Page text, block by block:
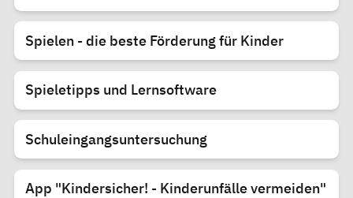
Spielen - die beste Förderung für Kinder
Spieletipps und Lernsoftware
Schuleingangsuntersuchung
App "Kindersicher! - Kinderunfälle vermeiden"